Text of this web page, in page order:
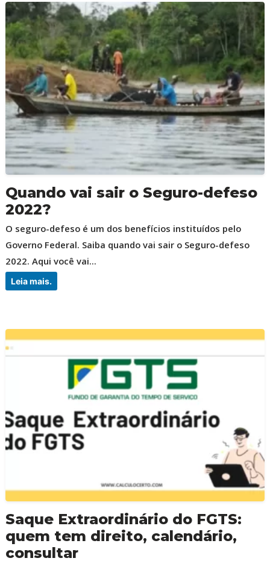
Quando vai sair o Seguro-defeso
2022?
O seguro-defeso é um dos benefícios instituídos pelo
Governo Federal. Saiba quando vai sair o Seguro-defeso
2022. Aqui você vai...
Leia mais.
Saque Extraordinário do FGTS:
quem tem direito, calendário,
consultar